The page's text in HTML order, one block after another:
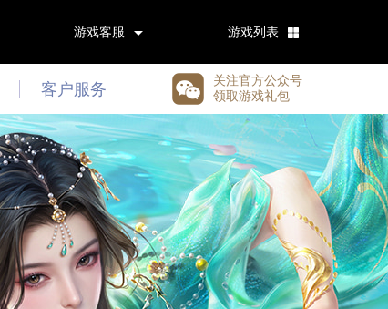
游戏列表
游戏客服
客户服务
关注官方公众号
领取游戏礼包